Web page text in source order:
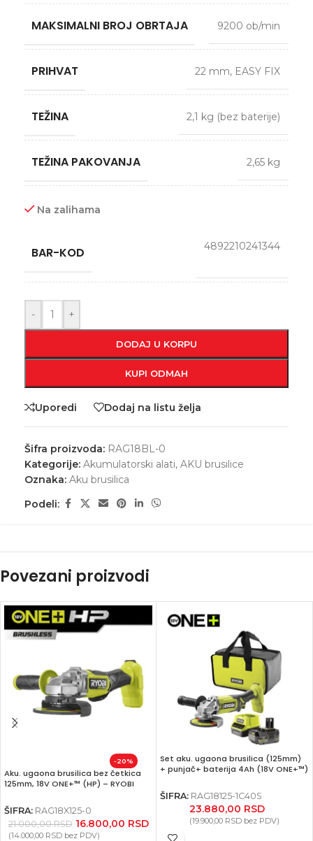
MAKSIMALNI BROJ OBRTAJA 9200 ob/min
PRIHVAT 22 mm, EASY FIX
TEŽINA 2,1 kg (bez baterije)
TEŽINA PAKOVANJA 2,65 kg
Na zalihama
BAR-KOD 4892210241344
- +
DODAJ U KORPU
KUPI ODMAH
Uporedi Dodaj na listu želja
Šifra proizvoda: RAG18BL-0
Kategorije: Akumulatorski alati, AKU brusilice
Oznaka: Aku brusilica
Podeli:
Povezani proizvodi
-20%
Aku. ugaona brusilica bez četkica
125mm, 18V ONE+™ (HP) – RYOBI
ŠIFRA: RAG18X125-0
21.000,00RSD 16.800,00 RSD
(14.000,00 RSDbez PDV)
Set aku. ugaona brusilica (125mm)
+ punjač+ baterija 4Ah (18V ONE+™)
ŠIFRA: RAG18125-1C40S
23.880,00 RSD
(19.900,00 RSDbez PDV)